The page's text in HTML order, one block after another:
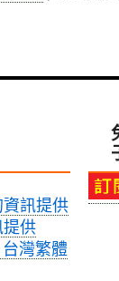
臨
機
研
技
專
生
究
計
訊提供
供
灣繁體